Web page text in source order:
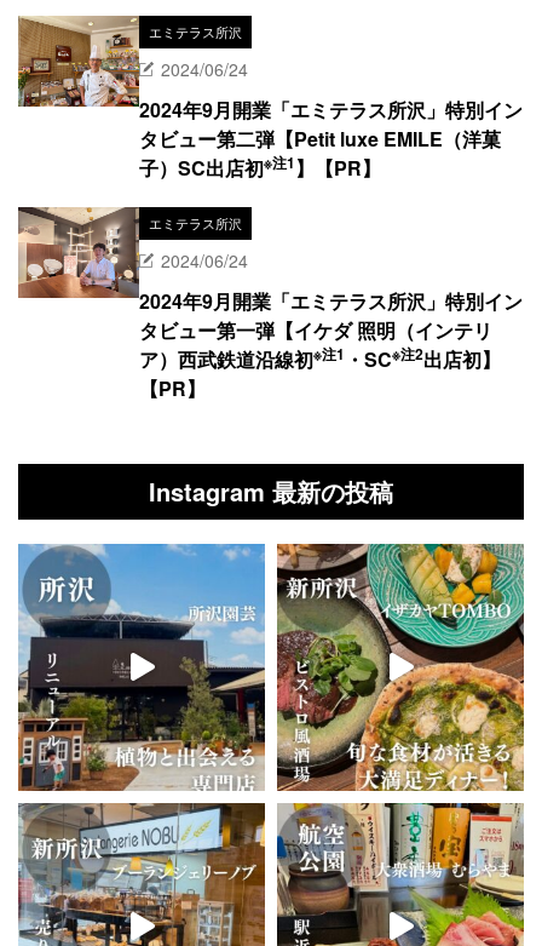
エミテラス所沢
2024/06/24
2024年9月開業「エミテラス所沢」特別イン
タビュー第二弾【Petit luxe EMILE（洋菓
子）SC出店初※注1 】【PR】
エミテラス所沢
2024/06/24
2024年9月開業「エミテラス所沢」特別イン
タビュー第一弾【イケダ 照明（インテリ
ア）西武鉄道沿線初※注1 ・SC※注2出店初】
【PR】
Instagram 最新の投稿